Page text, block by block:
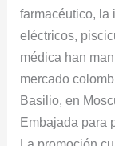
farmacéutico, la
eléctricos,
médica han
mercado
Basilio, en
Embajada para